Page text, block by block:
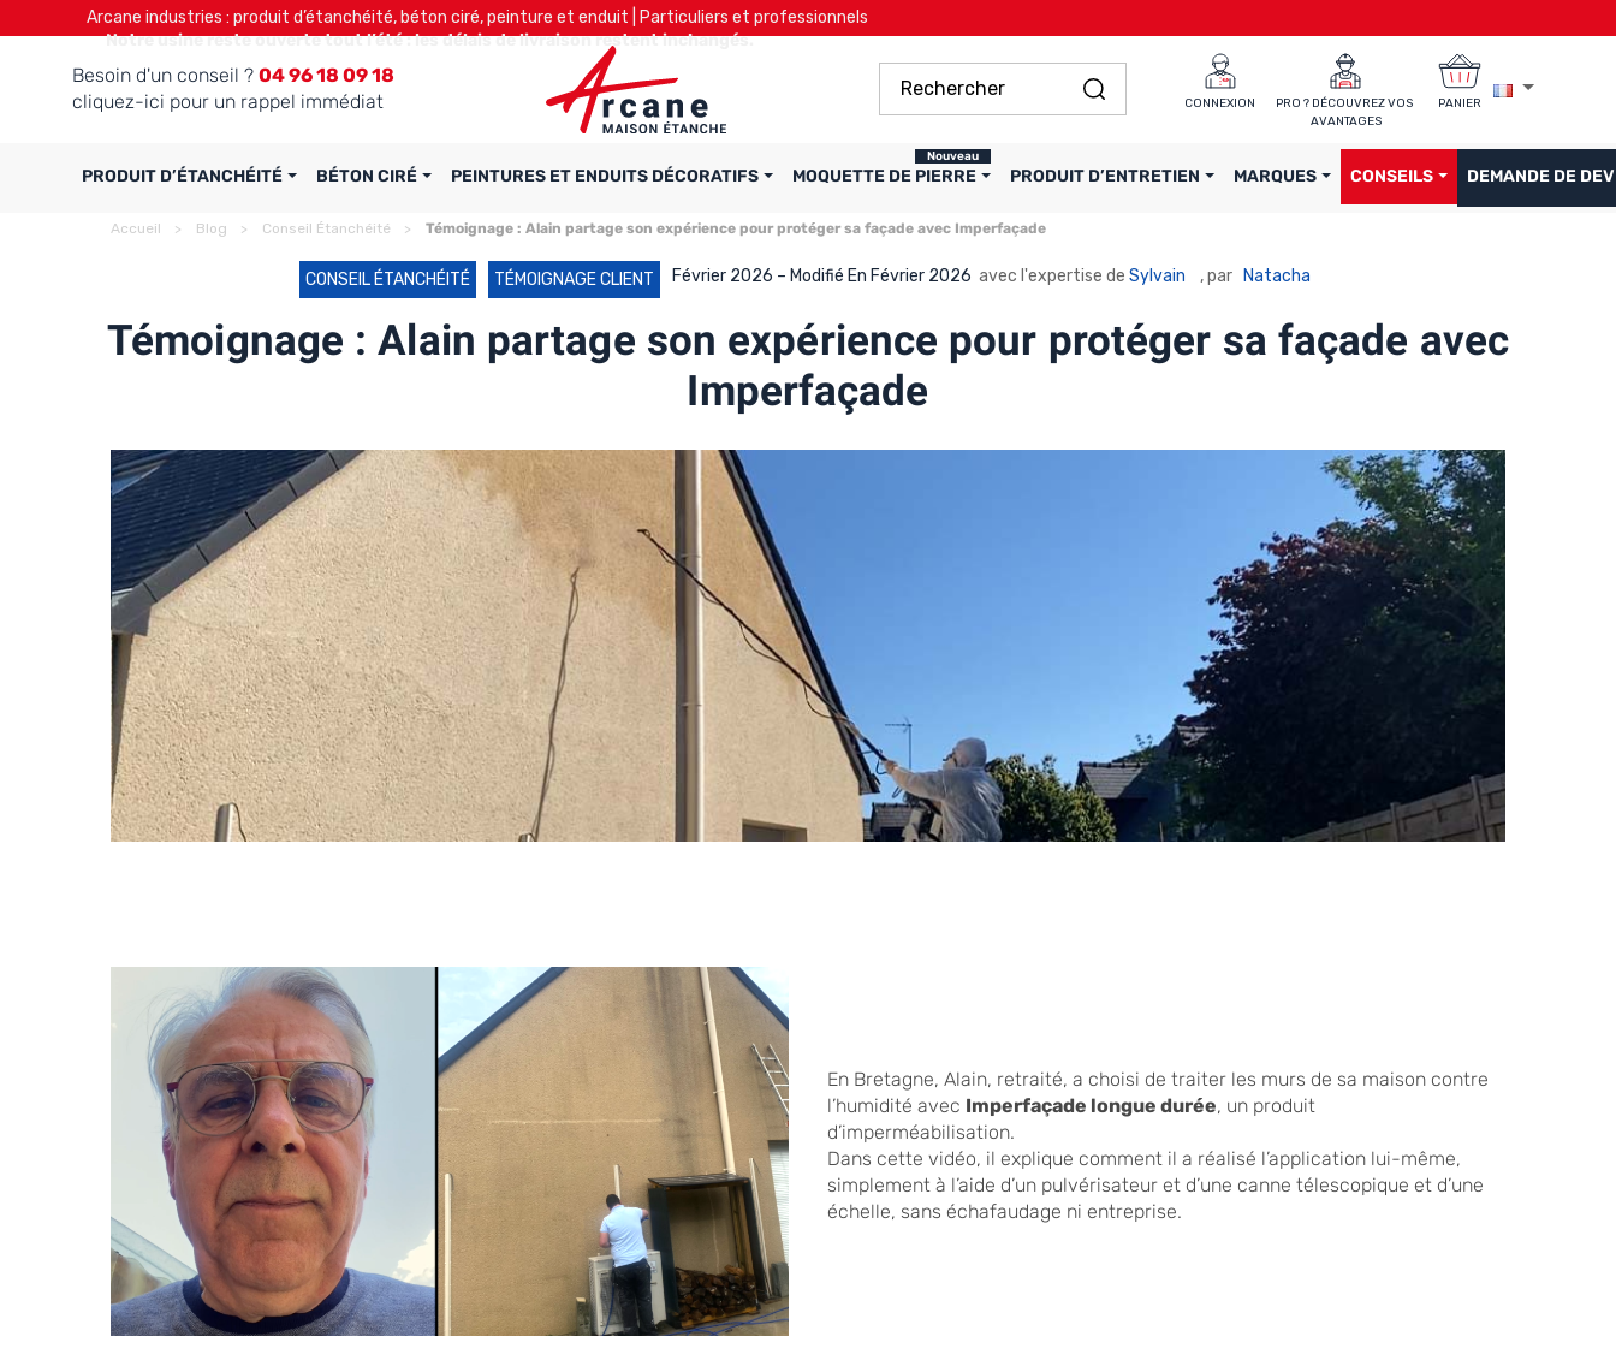
Arcane industries : produit d’étanchéité, béton ciré, peinture et enduit | Particuliers et professionnels
Notre usine reste ouverte tout l’été : les délais de livraison restent inchangés.
Besoin d'un conseil ? 04 96 18 09 18
cliquez-ici pour un rappel immédiat
CONNEXION
PRO ? DÉCOUVREZ VOS
AVANTAGES
PANIER
PRODUIT D’ÉTANCHÉITÉ BÉTON CIRÉ PEINTURES ET ENDUITS DÉCORATIFS MOQUETTE DE PIERRE
Nouveau
PRODUIT D’ENTRETIEN MARQUES CONSEILS DEMANDE DE
Accueil Blog Conseil Étanchéité Témoignage : Alain partage son expérience pour protéger sa façade avec Imperfaçade
CONSEIL ÉTANCHÉITÉ TÉMOIGNAGE CLIENT Février 2026 – Modifié En Février 2026 avec l'expertise de Sylvain , par Natacha
Témoignage : Alain partage son expérience pour protéger sa façade avec
Imperfaçade
En Bretagne, Alain, retraité, a choisi de traiter les murs de sa maison contre
l’humidité avec Imperfaçade longue durée, un produit
d’imperméabilisation.
Dans cette vidéo, il explique comment il a réalisé l’application lui-même,
simplement à l’aide d’un pulvérisateur et d’une canne télescopique et d’une
échelle, sans échafaudage ni entreprise.